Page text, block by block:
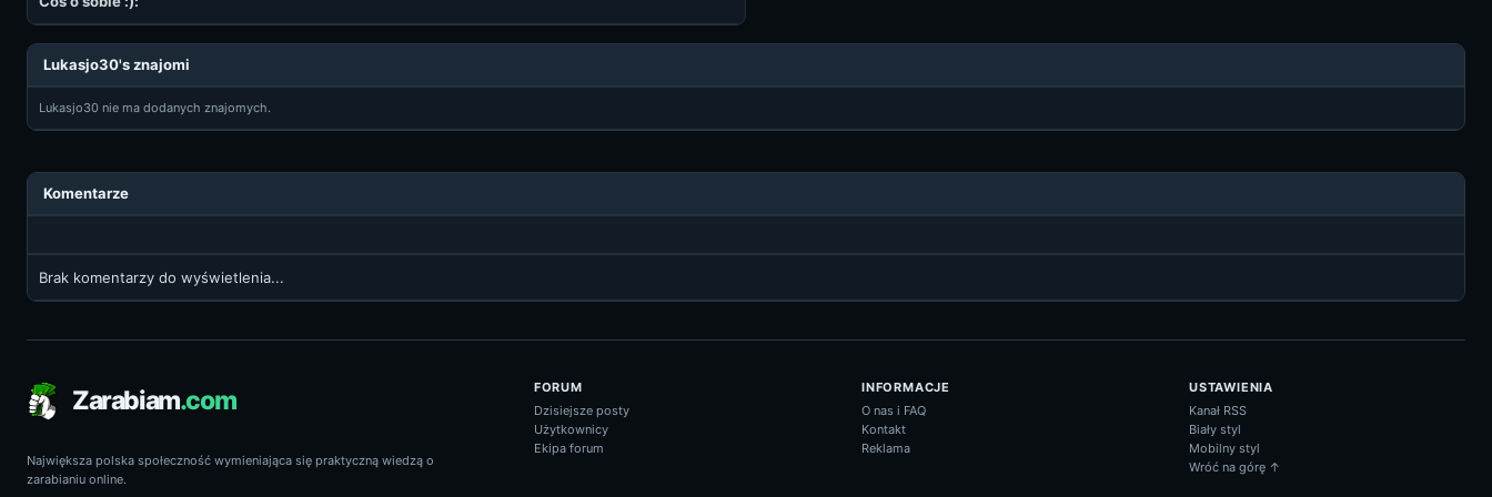
Lukasjo30's znajomi
Lukasjo30 nie ma dodanych znajomych.
Komentarze
Brak komentarzy do wyświetlenia...
Zarabiam.com
Największa polska społeczność wymieniająca się praktyczną wiedzą o
zarabianiu online.
FORUM
Dzisiejsze posty
Użytkownicy
Ekipa forum
INFORMACJE
O nas i FAQ
Kontakt
Reklama
USTAWIENIA
Kanał RSS
Biały styl
Mobilny styl
Wróć na górę ↑